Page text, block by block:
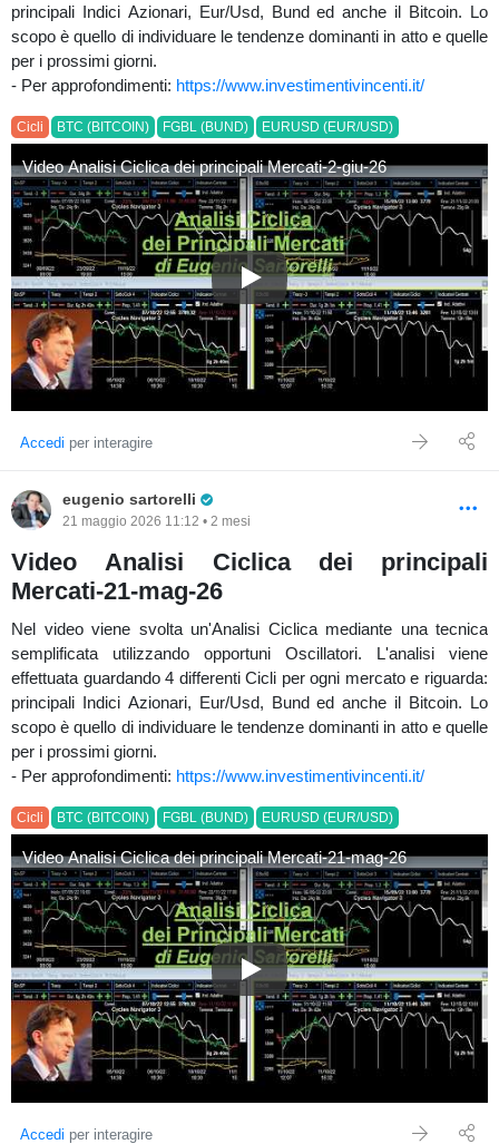
principali Indici Azionari, Eur/Usd, Bund ed anche il Bitcoin. Lo
scopo è quello di individuare le tendenze dominanti in atto e quelle
per i prossimi giorni.
- Per approfondimenti: https://www.investimentivincenti.it/
Cicli BTC (BITCOIN) FGBL (BUND) EURUSD (EUR/USD)
Video Analisi Ciclica dei principali Mercati-2-giu-26
Video Analisi Ciclica dei
Accedi per interagire
eugenio sartorelli
21 maggio 2026 11:12 • 2 mesi
Video Analisi Ciclica dei principali
Mercati-21-mag-26
Nel video viene svolta un'Analisi Ciclica mediante una tecnica
semplificata utilizzando opportuni Oscillatori. L'analisi viene
effettuata guardando 4 differenti Cicli per ogni mercato e riguarda:
principali Indici Azionari, Eur/Usd, Bund ed anche il Bitcoin. Lo
scopo è quello di individuare le tendenze dominanti in atto e quelle
per i prossimi giorni.
- Per approfondimenti: https://www.investimentivincenti.it/
Cicli BTC (BITCOIN) FGBL (BUND) EURUSD (EUR/USD)
Video Analisi Ciclica dei principali Mercati-21-mag-26
Video Analisi Ciclica dei
Accedi per interagire